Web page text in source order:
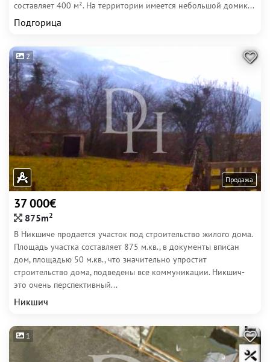
составляет 400 м². На территории имеется небольшой домик...
Подгорица
2
Продажа
37 000€
875m2
В Никшиче продается участок под строительство жилого дома.
Площадь участка составляет 875 м.кв., в документы вписан
дом, площадью 50 м.кв., что значительно упростит
строительство дома, подведены все коммуникации. Никшич-
это очень перспективный...
Никшич
1